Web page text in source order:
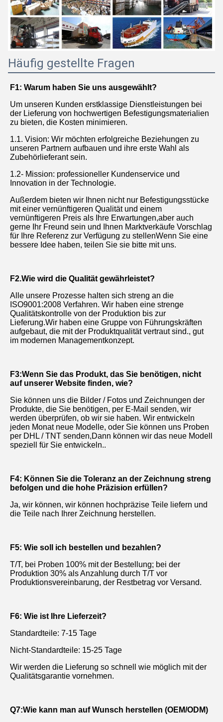
Häufig gestellte Fragen
F1: Warum haben Sie uns ausgewählt?
Um unseren Kunden erstklassige Dienstleistungen bei
der Lieferung von hochwertigen Befestigungsmaterialien
zu bieten, die Kosten minimieren.
1.1. Vision: Wir möchten erfolgreiche Beziehungen zu
unseren Partnern aufbauen und ihre erste Wahl als
Zubehörlieferant sein.
1.2- Mission: professioneller Kundenservice und
Innovation in der Technologie.
Außerdem bieten wir Ihnen nicht nur Befestigungsstücke
mit einer vernünftigeren Qualität und einem
vernünftigeren Preis als Ihre Erwartungen,aber auch
gerne Ihr Freund sein und Ihnen Marktverkäufe Vorschlag
für Ihre Referenz zur Verfügung zu stellenWenn Sie eine
bessere Idee haben, teilen Sie sie bitte mit uns.
F2.Wie wird die Qualität gewährleistet?
Alle unsere Prozesse halten sich streng an die
ISO9001:2008 Verfahren. Wir haben eine strenge
Qualitätskontrolle von der Produktion bis zur
Lieferung.Wir haben eine Gruppe von Führungskräften
aufgebaut, die mit der Produktqualität vertraut sind., gut
im modernen Managementkonzept.
F3:Wenn Sie das Produkt, das Sie benötigen, nicht
auf unserer Website finden, wie?
Sie können uns die Bilder / Fotos und Zeichnungen der
Produkte, die Sie benötigen, per E-Mail senden, wir
werden überprüfen, ob wir sie haben. Wir entwickeln
jeden Monat neue Modelle, oder Sie können uns Proben
per DHL / TNT senden,Dann können wir das neue Modell
speziell für Sie entwickeln..
F4: Können Sie die Toleranz an der Zeichnung streng
befolgen und die hohe Präzision erfüllen?
Ja, wir können, wir können hochpräzise Teile liefern und
die Teile nach Ihrer Zeichnung herstellen.
F5: Wie soll ich bestellen und bezahlen?
T/T, bei Proben 100% mit der Bestellung; bei der
Produktion 30% als Anzahlung durch T/T vor
Produktionsvereinbarung, der Restbetrag vor Versand.
F6: Wie ist Ihre Lieferzeit?
Standardteile: 7-15 Tage
Nicht-Standardteile: 15-25 Tage
Wir werden die Lieferung so schnell wie möglich mit der
Qualitätsgarantie vornehmen.
Q7:Wie kann man auf Wunsch herstellen (OEM/ODM)